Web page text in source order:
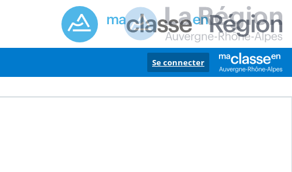
Se connecter